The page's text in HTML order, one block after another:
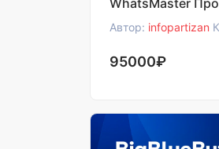
Автор: infopartizan
95000₽